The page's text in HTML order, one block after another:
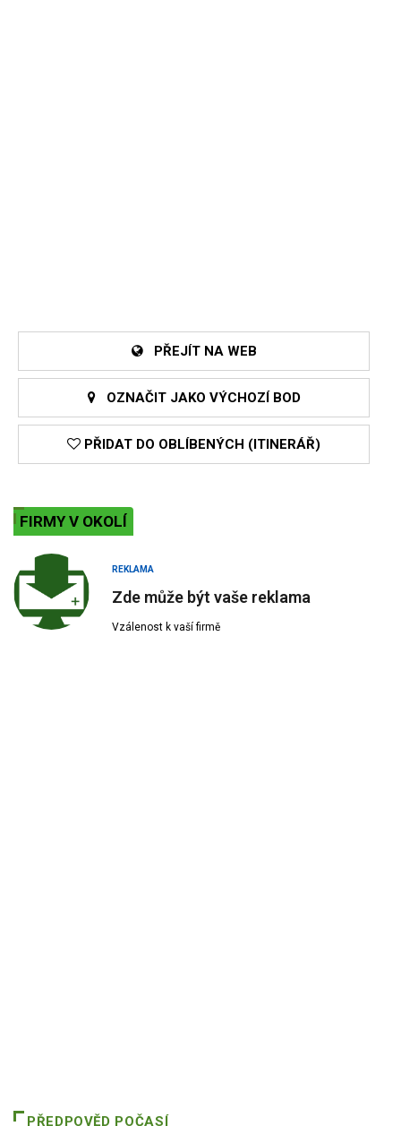
PŘEJÍT NA WEB
OZNAČIT JAKO VÝCHOZÍ BOD
PŘIDAT DO OBLÍBENÝCH (ITINERÁŘ)
FIRMY V OKOLÍ
REKLAMA
Zde může být vaše reklama
Vzálenost k vaší firmě
PŘEDPOVĚD POČASÍ